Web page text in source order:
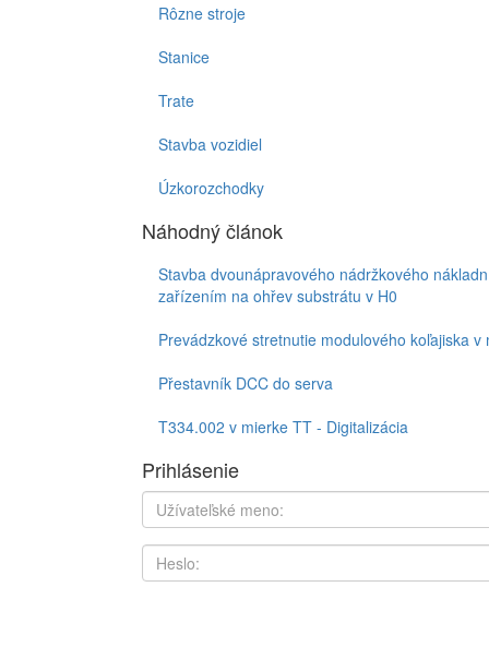
Rôzne stroje
Stanice
Trate
Stavba vozidiel
Úzkorozchodky
Náhodný článok
Stavba dvounápravového nádržkového
zařízením na ohřev substrátu v H0
Prevádzkové stretnutie modulového koľajiska
Přestavník DCC do serva
T334.002 v mierke TT - Digitalizácia
Prihlásenie